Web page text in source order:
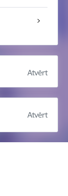
Atvērt
Atvērt